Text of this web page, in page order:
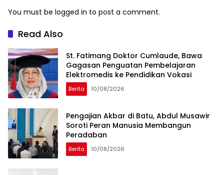
You must be logged in to post a comment.
Read Also
St. Fatimang Doktor Cumlaude, Bawa
Gagasan Penguatan Pembelajaran
Elektromedis ke Pendidikan Vokasi
Berita 10/08/2026
Pengajian Akbar di Batu, Abdul Musawir
Soroti Peran Manusia Membangun
Peradaban
Berita 10/08/2026